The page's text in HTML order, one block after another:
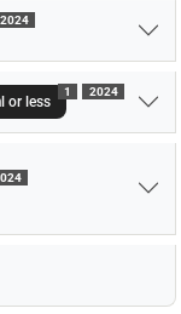
2024
or less
1 2024